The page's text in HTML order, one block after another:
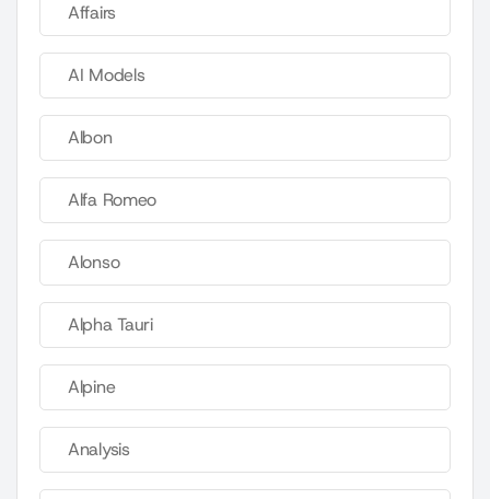
Affairs
AI Models
Albon
Alfa Romeo
Alonso
Alpha Tauri
Alpine
Analysis